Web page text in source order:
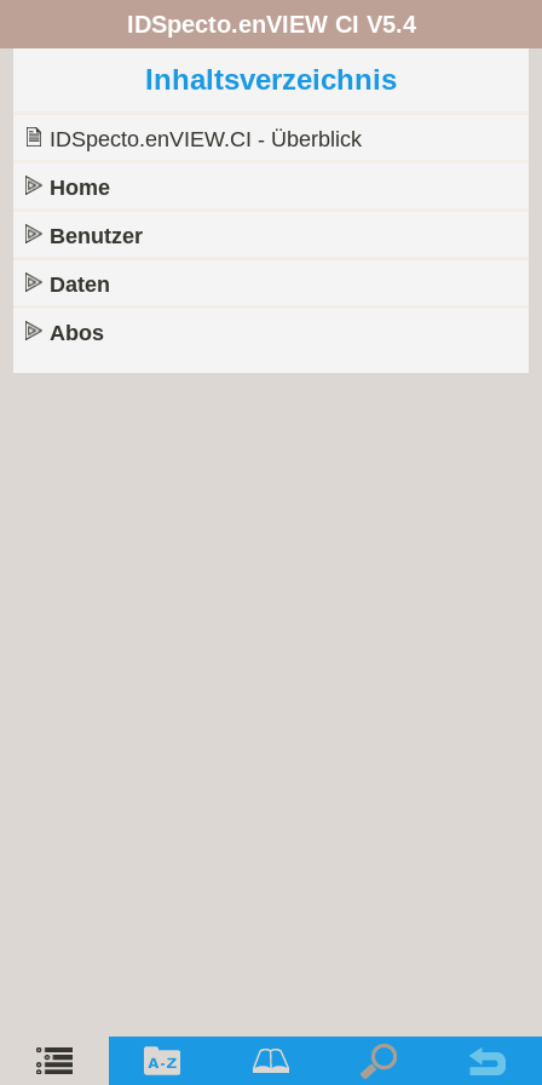
IDSpecto.enVIEW CI V5.4
Inhaltsverzeichnis
IDSpecto.enVIEW.CI - Überblick
Home
Benutzer
Daten
Abos